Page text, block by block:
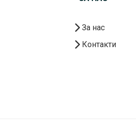
За нас
Контакти